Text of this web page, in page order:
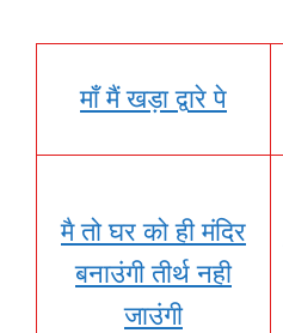
माँ मैं खड़ा द्वारे पे
मै तो घर को ही मंदिर
बनाउंगी तीर्थ नही
जाउंगी